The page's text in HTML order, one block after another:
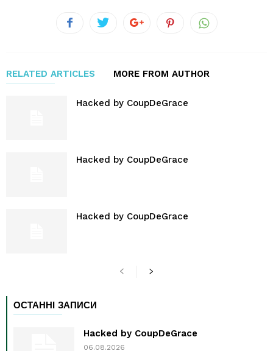
RELATED ARTICLES MORE FROM AUTHOR
Hacked by CoupDeGrace
Hacked by CoupDeGrace
Hacked by CoupDeGrace
ОСТАННІ ЗАПИСИ
Hacked by CoupDeGrace
06.08.2026